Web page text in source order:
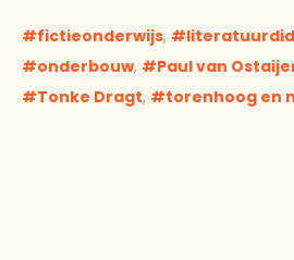
fictieonderwijs,
onderbouw, Paul van
Tonke Dragt, torenhoog en